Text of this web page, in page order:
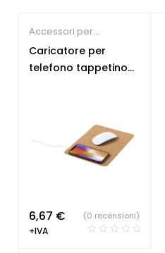
Accessori per
Smartphone ,Gadget di
Tendenza
, Tecnologia
Caricatore per
telefono tappetino
6,67 €
+IVA
(0 recensioni)